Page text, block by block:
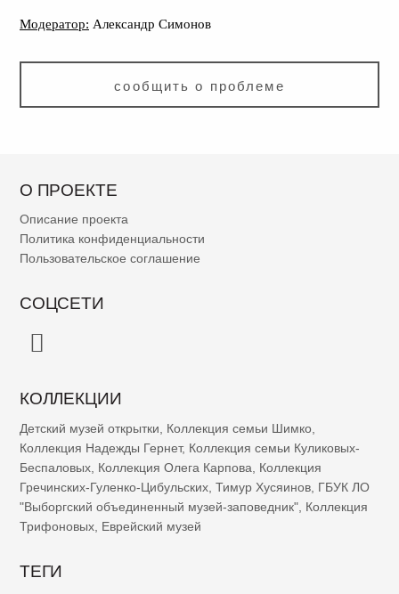
Модератор: Александр Симонов
сообщить о проблеме
О ПРОЕКТЕ
Описание проекта
Политика конфиденциальности
Пользовательское соглашение
СОЦСЕТИ
КОЛЛЕКЦИИ
Детский музей открытки Коллекция семьи Шимко
Коллекция Надежды Гернет, Коллекция семьи Куликовых-
Беспаловых Коллекция Олега Карпова
Коллекция
Гречинских-Гуленко-Цибульских Тимур Хусяинов ГБУК ЛО
"Выборгский объединенный музей-заповедник" Коллекция
Трифоновых Еврейский музей
ТЕГИ